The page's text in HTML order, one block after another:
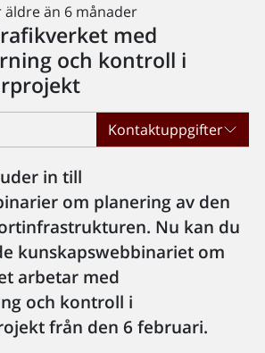
än 6 månader
med
och kontroll i
Kontaktuppgifter
in till
om planering av den
Nu kan du
kunskapswebbinariet om
arbetar med
och kontroll i
från den 6 februari.